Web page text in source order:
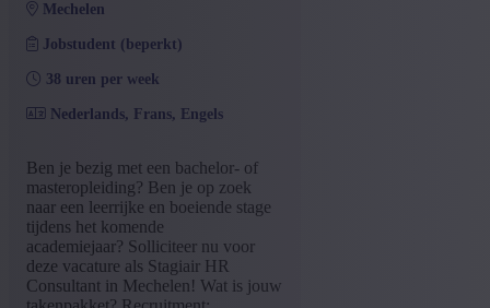
Limburg(1)
+ Toon meer - Toon minder
Andere(13)
Voeding(2)
Advocaat / notaris(2)
Auto(2)
Chemie(1)
Bank(1)
+ Toon meer - Toon minder
mechelen
Jobstudent (beperkt)
38 uren per week
Nederlands, Frans, Engels
Ben je bezig met een bachelor- of
masteropleiding? Ben je op zoek
naar een leerrijke en boeiende stage
tijdens het komende
academiejaar? Solliciteer nu voor
deze vacature als Stagiair HR
Consultant in Mechelen! Wat is jouw